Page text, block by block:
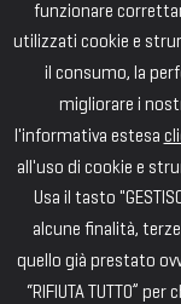
funzionare
utilizzati cookie e
il consumo, la
migliorare i
l'informativa estesa
all'uso di cookie e
Usa il tasto
alcune finalità,
quello già prestato
“RIFIUTA TUTTO”